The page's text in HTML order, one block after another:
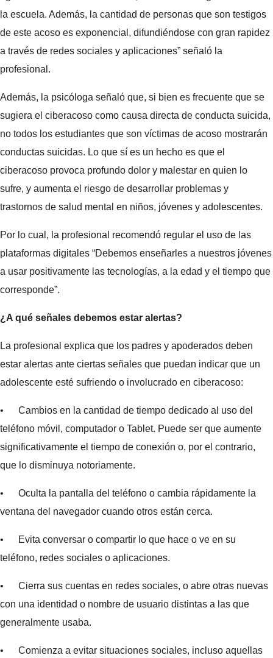
la escuela. Además, la cantidad de personas que son testigos
de este acoso es exponencial, difundiéndose con gran rapidez
a través de redes sociales y aplicaciones” señaló la
profesional.
Además, la psicóloga señaló que, si bien es frecuente que se
sugiera el ciberacoso como causa directa de conducta suicida,
no todos los estudiantes que son víctimas de acoso mostrarán
conductas suicidas. Lo que sí es un hecho es que el
ciberacoso provoca profundo dolor y malestar en quien lo
sufre, y aumenta el riesgo de desarrollar problemas y
trastornos de salud mental en niños, jóvenes y adolescentes.
Por lo cual, la profesional recomendó regular el uso de las
plataformas digitales “Debemos enseñarles a nuestros jóvenes
a usar positivamente las tecnologías, a la edad y el tiempo que
corresponde”.
¿A qué señales debemos estar alertas?
La profesional explica que los padres y apoderados deben
estar alertas ante ciertas señales que puedan indicar que un
adolescente esté sufriendo o involucrado en ciberacoso:
• Cambios en la cantidad de tiempo dedicado al uso del
teléfono móvil, computador o Tablet. Puede ser que aumente
significativamente el tiempo de conexión o, por el contrario,
que lo disminuya notoriamente.
• Oculta la pantalla del teléfono o cambia rápidamente la
ventana del navegador cuando otros están cerca.
• Evita conversar o compartir lo que hace o ve en su
teléfono, redes sociales o aplicaciones.
• Cierra sus cuentas en redes sociales, o abre otras nuevas
con una identidad o nombre de usuario distintas a las que
generalmente usaba.
• Comienza a evitar situaciones sociales, incluso aquellas